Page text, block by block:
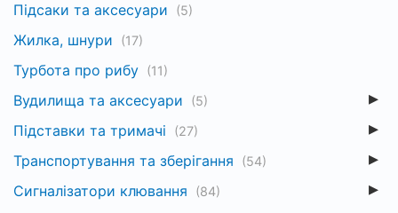
Підсаки та аксесуари (5)
Жилка, шнури (17)
Турбота про рибу (11)
Вудилища та аксесуари (5)
Підставки та тримачі (27)
Транспортування та зберігання (54)
Сигналізатори клювання (84)